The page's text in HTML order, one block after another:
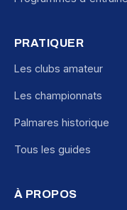
PRATIQUER
Les clubs amateur
Les championnats
Palmares historique
Tous les guides
À PROPOS